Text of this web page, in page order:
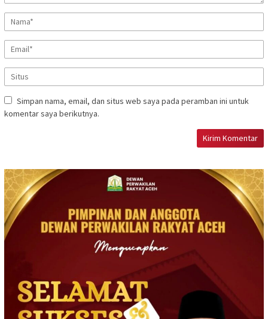
Simpan nama, email, dan situs web saya pada peramban ini untuk
komentar saya berikutnya.